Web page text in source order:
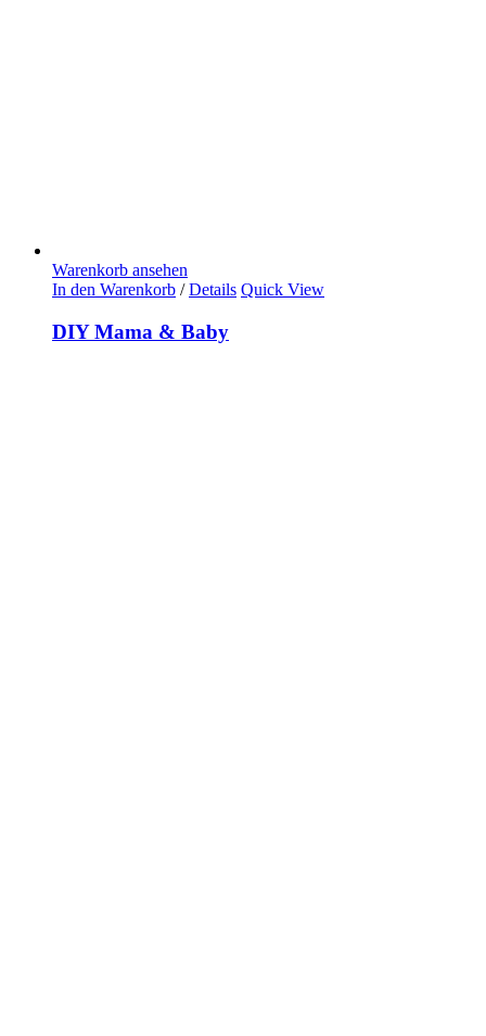
Warenkorb ansehen
In den Warenkorb / Details Quick View
DIY Mama & Baby